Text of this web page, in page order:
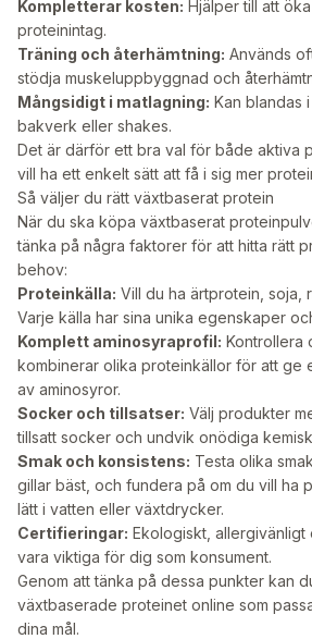
Kompletterar kosten: Hjälper till att
proteinintag.
Träning och återhämtning: Används
stödja muskeluppbyggnad och
Mångsidigt i matlagning: Kan blandas
bakverk eller shakes.
Det är därför ett bra val för både aktiva
vill ha ett enkelt sätt att få i sig mer
Så väljer du rätt växtbaserat protein
När du ska köpa växtbaserat
tänka på några faktorer för att hitta rätt
behov:
Proteinkälla: Vill du ha ärtprotein, soja,
Varje källa har sina unika egenskaper
Komplett aminosyraprofil: Kontrollera
kombinerar olika proteinkällor för att ge
av aminosyror.
Socker och tillsatser: Välj produkter
tillsatt socker och undvik onödiga
Smak och konsistens: Testa olika
gillar bäst, och fundera på om du vill ha
lätt i vatten eller växtdrycker.
Certifieringar: Ekologiskt, allergivänligt
vara viktiga för dig som konsument.
Genom att tänka på dessa punkter kan
växtbaserade proteinet online som
dina mål.